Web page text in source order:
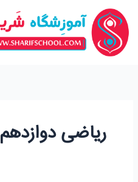
محتوا
ریاضی دوازدهم